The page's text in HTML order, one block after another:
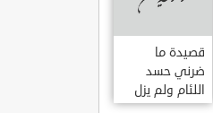
قصيدة ما
ضرني حسد
اللئام ولم يزل
الشاعر عمارة بن